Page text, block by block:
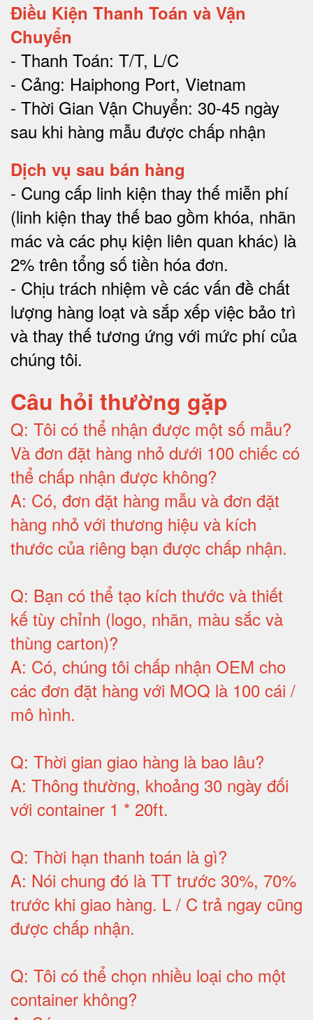
Điều Kiện Thanh Toán và Vận
Chuyển
- Thanh Toán: T/T, L/C
- Cảng: Haiphong Port, Vietnam
- Thời Gian Vận Chuyển: 30-45 ngày
sau khi hàng mẫu được chấp nhận
Dịch vụ sau bán hàng
- Cung cấp linh kiện thay thế miễn phí
(linh kiện thay thế bao gồm khóa, nhãn
mác và các phụ kiện liên quan khác) là
2% trên tổng số tiền hóa đơn.
- Chịu trách nhiệm về các vấn đề chất
lượng hàng loạt và sắp xếp việc bảo trì
và thay thế tương ứng với mức phí của
chúng tôi.
Câu hỏi thường gặp
Q: Tôi có thể nhận được một số mẫu?
Và đơn đặt hàng nhỏ dưới 100 chiếc có
thể chấp nhận được không?
A: Có, đơn đặt hàng mẫu và đơn đặt
hàng nhỏ với thương hiệu và kích
thước của riêng bạn được chấp nhận.
Q: Bạn có thể tạo kích thước và thiết
kế tùy chỉnh (logo, nhãn, màu sắc và
thùng carton)?
A: Có, chúng tôi chấp nhận OEM cho
các đơn đặt hàng với MOQ là 100 cái /
mô hình.
Q: Thời gian giao hàng là bao lâu?
A: Thông thường, khoảng 30 ngày đối
với container 1 * 20ft.
Q: Thời hạn thanh toán là gì?
A: Nói chung đó là TT trước 30%, 70%
trước khi giao hàng. L / C trả ngay cũng
được chấp nhận.
Q: Tôi có thể chọn nhiều loại cho một
container không?